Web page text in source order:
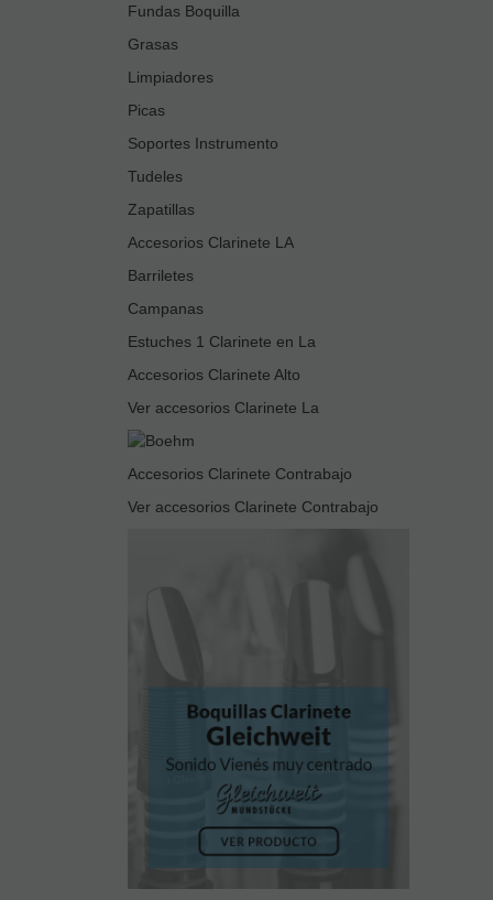
Fundas Boquilla
Grasas
Limpiadores
Picas
Soportes Instrumento
Tudeles
Zapatillas
Accesorios Clarinete LA
Barriletes
Campanas
Estuches 1 Clarinete en La
Accesorios Clarinete Alto
Ver accesorios Clarinete La
Accesorios Clarinete Contrabajo
Ver accesorios Clarinete Contrabajo